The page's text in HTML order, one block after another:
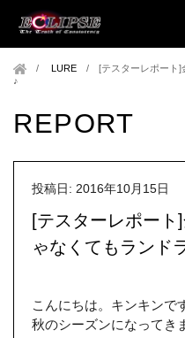
LURE /[テスターレポート]
♪
REPORT
投稿日: 2016年10月15日
[テスターレポート
ゃなくてもランド
こんにちは。キンキンで
秋のシーズンになってき